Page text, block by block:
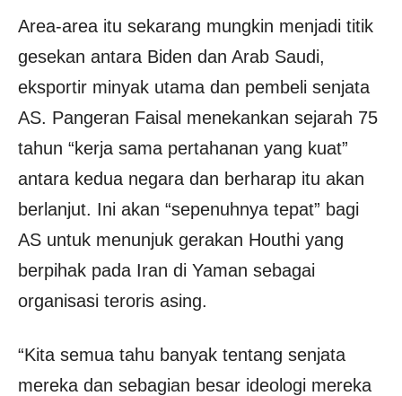
Area-area itu sekarang mungkin menjadi titik
gesekan antara Biden dan Arab Saudi,
eksportir minyak utama dan pembeli senjata
AS. Pangeran Faisal menekankan sejarah 75
tahun “kerja sama pertahanan yang kuat”
antara kedua negara dan berharap itu akan
berlanjut. Ini akan “sepenuhnya tepat” bagi
AS untuk menunjuk gerakan Houthi yang
berpihak pada Iran di Yaman sebagai
organisasi teroris asing.
“Kita semua tahu banyak tentang senjata
mereka dan sebagian besar ideologi mereka